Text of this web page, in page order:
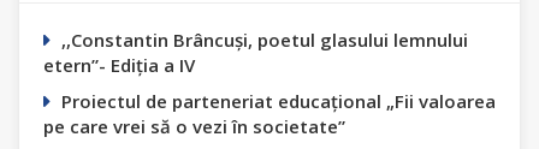
,,Constantin Вrâncuși, poetul glasului lemnului
etern”- Ediția а IV
Proiectul de parteneriat educațional „Fii valoarea
pe care vrei să o vezi în societate”